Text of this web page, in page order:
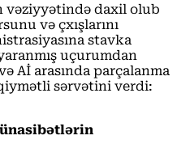
vəziyyətində daxil olub
və çxışlarını
stavka
uçurumdan
Aİ arasında parçalanma
sərvətini verdi: